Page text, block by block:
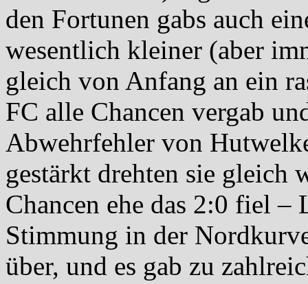
den Fortunen gabs auch
wesentlich kleiner (aber
gleich von Anfang an ein
FC alle Chancen vergab
Abwehrfehler von
gestärkt drehten sie gleich
Chancen ehe das 2:0 fiel
Stimmung in der
über, und es gab zu